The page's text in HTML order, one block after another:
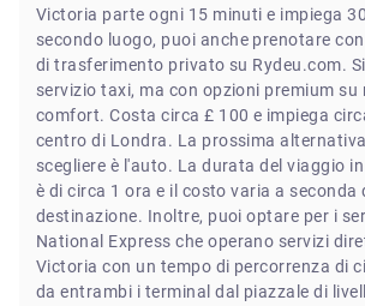
Victoria parte ogni 15 minuti e impiega
secondo luogo, puoi anche prenotare
di trasferimento privato su Rydeu.com.
servizio taxi, ma con opzioni premium su
comfort. Costa circa £ 100 e impiega
centro di Londra. La prossima
scegliere è l'auto. La durata del viaggio
è di circa 1 ora e il costo varia a seconda
destinazione. Inoltre, puoi optare per i
National Express che operano servizi
Victoria con un tempo di percorrenza di
da entrambi i terminal dal piazzale di